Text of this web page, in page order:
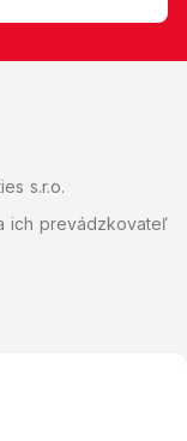
s.r.o.
ich prevádzkovateľ